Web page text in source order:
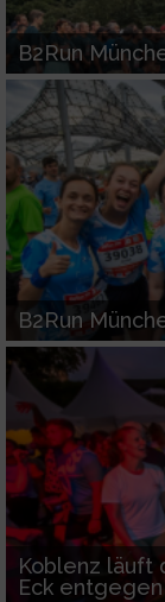
B2Run
B2Run
Koblenz läuft
Eck entgegen
Funktional
Werbung